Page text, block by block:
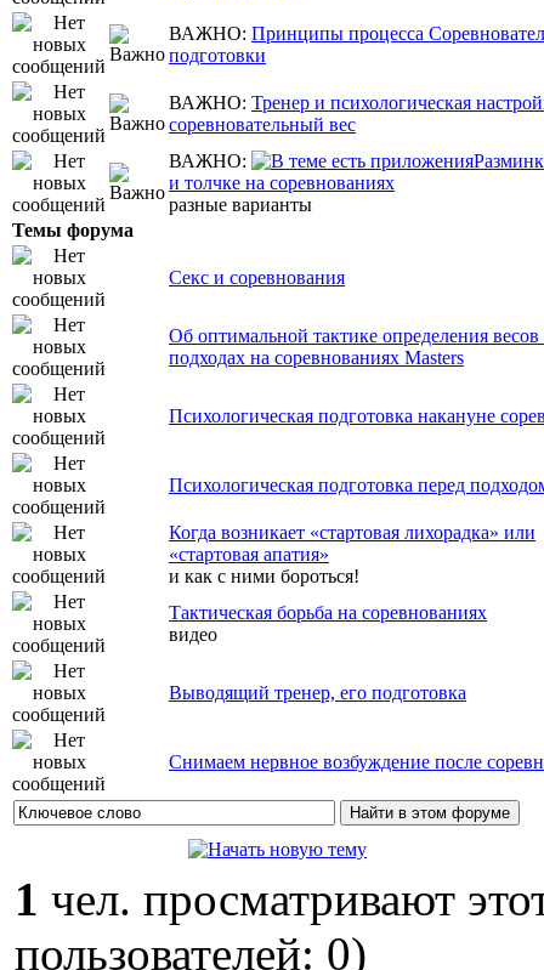
ВАЖНО: Принципы процесса
подготовки
ВАЖНО: Тренер и психологическая
соревновательный вес
ВАЖНО:
и толчке на соревнованиях
разные варианты
Темы форума
Секс и соревнования
Об оптимальной тактике определения весов
подходах на соревнованиях Masters
Психологическая подготовка накануне
Психологическая подготовка перед
Когда возникает «стартовая лихорадка» или
«стартовая апатия»
и как с ними бороться!
Тактическая борьба на соревнованиях
видео
Выводящий тренер, его подготовка
Снимаем нервное возбуждение после
1 чел. просматривают
пользователей: 0)